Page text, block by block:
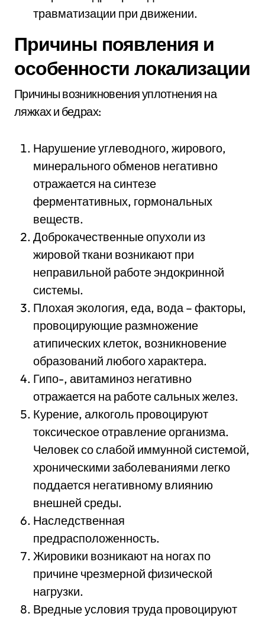
травматизации при движении.
Причины появления и
особенности локализации
Причины возникновения уплотнения на
ляжках и бедрах:
Нарушение углеводного, жирового,
минерального обменов негативно
отражается на синтезе
ферментативных, гормональных
веществ.
Доброкачественные опухоли из
жировой ткани возникают при
неправильной работе эндокринной
системы.
Плохая экология, еда, вода – факторы,
провоцирующие размножение
атипических клеток, возникновение
образований любого характера.
Гипо-, авитаминоз негативно
отражается на работе сальных желез.
Курение, алкоголь провоцируют
токсическое отравление организма.
Человек со слабой иммунной системой,
хроническими заболеваниями легко
поддается негативному влиянию
внешней среды.
Наследственная
предрасположенность.
Жировики возникают на ногах по
причине чрезмерной физической
нагрузки.
Вредные условия труда провоцируют